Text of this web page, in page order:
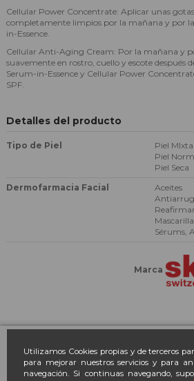
Utilizamos Cookies propias y de terceros
para mejorar nuestros servicios y para
navegación. Si continuas navegando,
Cellular Power Concentrate: Aplicar unas
completamente limpios por la mañana y por la
in-Essence.
Cellular Anti-Aging Cream: Por la mañana y
suavemente en rostro, cuello y escote después
Serum-in-Essence y Cellular Power
SPF.
Detalles del producto
Tipo de Piel
Piel MIxta
Piel
Piel Seca
Dermofarmacia Facial
Aceites
Sérums,
Marca
Farmacia March
Contacto